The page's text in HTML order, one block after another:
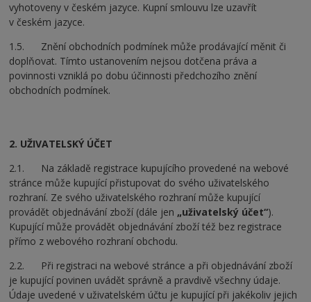
vyhotoveny v českém jazyce. Kupní smlouvu lze uzavřít
v českém jazyce.
1.5. Znění obchodních podmínek může prodávající měnit či
doplňovat. Tímto ustanovením nejsou dotčena práva a
povinnosti vzniklá po dobu účinnosti předchozího znění
obchodních podmínek.
2. UŽIVATELSKÝ ÚČET
2.1. Na základě registrace kupujícího provedené na webové
stránce může kupující přistupovat do svého uživatelského
rozhraní. Ze svého uživatelského rozhraní může kupující
provádět objednávání zboží (dále jen „uživatelský účet“).
Kupující může provádět objednávání zboží též bez registrace
přímo z webového rozhraní obchodu.
2.2. Při registraci na webové stránce a při objednávání zboží
je kupující povinen uvádět správně a pravdivě všechny údaje.
Údaje uvedené v uživatelském účtu je kupující při jakékoliv jejich